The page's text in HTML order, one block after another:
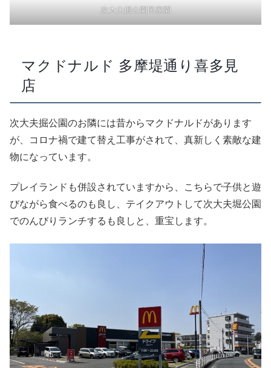
次大夫掘公園民家園
マクドナルド 多摩堤通り喜多見
店
次大夫掘公園のお隣には昔からマクドナルドがあります
が、コロナ禍で建て替え工事がされて、真新しく素敵な建
物になっています。
プレイランドも併設されていますから、こちらで子供と遊
びながら食べるのも良し、テイクアウトして次大夫堀公園
でのんびりランチするも良しと、重宝します。